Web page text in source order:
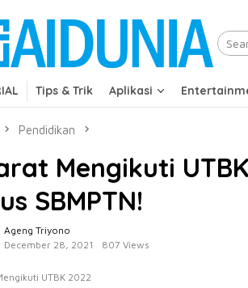
Tips & Trik Aplikasi
Pendidikan
Mengikuti
SBMPTN!
Ageng Triyono
December 28, 2021
807 Views
UTBK 2022